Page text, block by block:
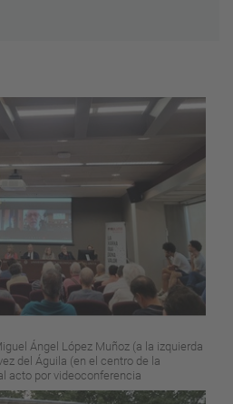
Ángel López Muñoz (a la izquierda
del Águila (en el centro de la
acto por videoconferencia